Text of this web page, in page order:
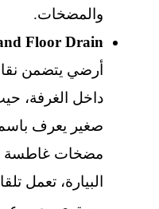
والمضخات.
Floor Drain:
أرضي يتضمن
داخل الغرفة،
صغير يعرف
البيارة، تعمل